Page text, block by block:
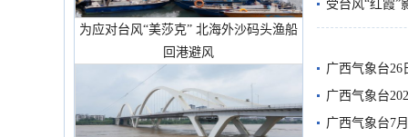
为应对台风“美莎克” 北海外沙码头渔船
回港避风
受台风“红霞”
有较强降雨
广西气象台26
广西气象台
预警
广西气象台7